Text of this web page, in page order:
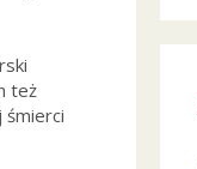
też
śmierci